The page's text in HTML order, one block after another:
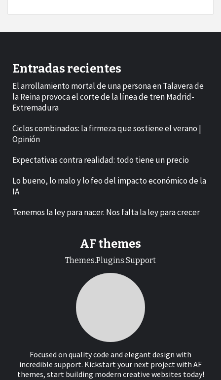
Entradas recientes
El arrollamiento mortal de una persona en Talavera de
la Reina provoca el corte de la línea de tren Madrid-
Extremadura
Ciclos combinados: la firmeza que sostiene el verano |
Opinión
Expectativas contra realidad: todo tiene un precio
Lo bueno, lo malo y lo feo del impacto económico de la
IA
Tenemos la ley para nacer. Nos falta la ley para crecer
AF themes
Themes.Plugins.Support
Focused on quality code and elegant design with
incredible support. Kickstart your next project with AF
themes, start building modern creative websites today!